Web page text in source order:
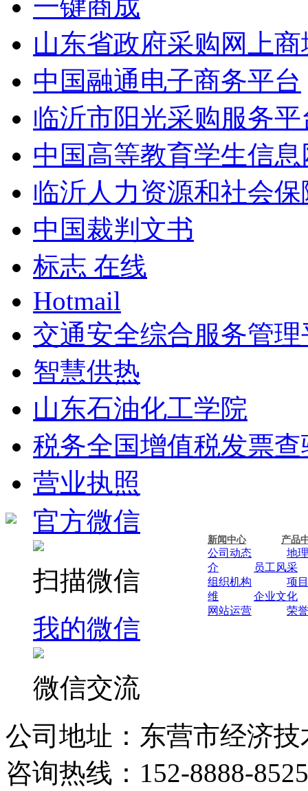
一键商成
山东省政府采购网上商
中国融通电子商务平台
临沂市阳光采购服务平
中国高等教育学生信
临沂人力资源和社会保
中国裁判文书
标志 在线
Hotmail
交通安全综合服务管理
智慧供热
山东石油化工学院
税务全国增值税发票
营业执照
新闻中心 产品
公司动态
地
介
员工风采
组织机构
项
维
企业文化
网站运营
荣
官方微信
扫描微信
我的微信
微信交流
公司地址：东营市经济
咨询热线：152-8888-8525